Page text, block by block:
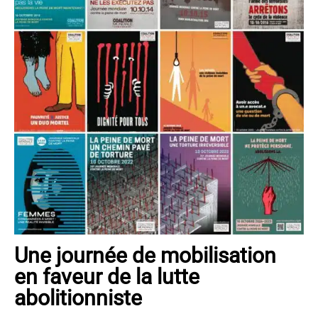
Une journée de mobilisation
en faveur de la lutte
abolitionniste